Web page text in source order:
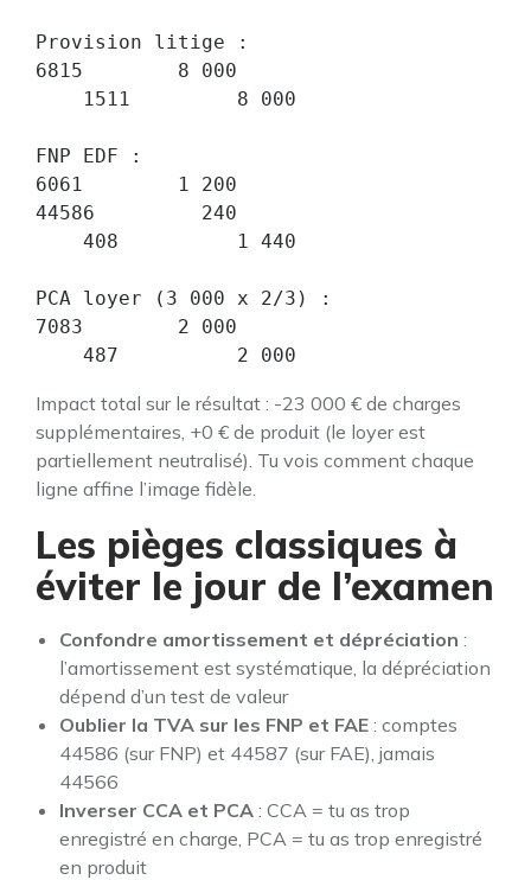
Provision litige :
6815        8 000
FNP EDF :
6061        1 200
44586         240
PCA loyer (3 000 x 2/3) :
7083        2 000
    487          2 000
Impact total sur le résultat : -23 000 € de charges
supplémentaires, +0 € de produit (le loyer est
partiellement neutralisé). Tu vois comment chaque
ligne affine l’image fidèle.
Les pièges classiques à
éviter le jour de l’examen
Confondre amortissement et dépréciation :
l’amortissement est systématique, la dépréciation
dépend d’un test de valeur
Oublier la TVA sur les FNP et FAE : comptes
44586 (sur FNP) et 44587 (sur FAE), jamais
44566
Inverser CCA et PCA : CCA = tu as trop
enregistré en charge, PCA = tu as trop enregistré
en produit